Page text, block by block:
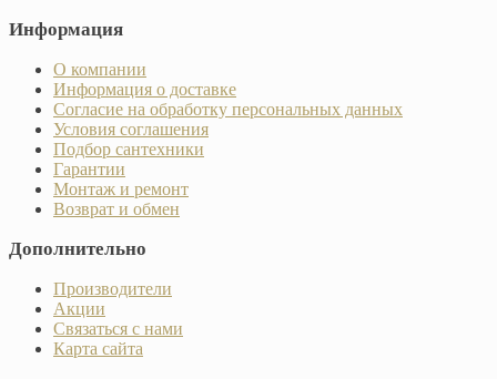
Информация
О компании
Информация о доставке
Согласие на обработку персональных данных
Условия соглашения
Подбор сантехники
Гарантии
Монтаж и ремонт
Возврат и обмен
Дополнительно
Производители
Акции
Связаться с нами
Карта сайта